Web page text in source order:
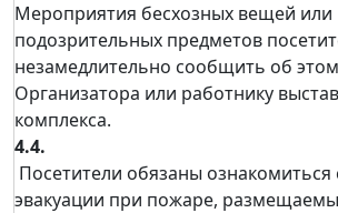
Мероприятия бесхозных вещей или
подозрительных предметов
незамедлительно сообщить об
Организатора или работнику
комплекса.
4.4.
Посетители обязаны ознакомиться
эвакуации при пожаре,